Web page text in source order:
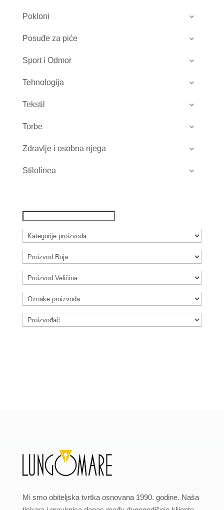
Pokloni
Posuđe za piće
Sport i Odmor
Tehnologija
Tekstil
Torbe
Zdravlje i osobna njega
Stilolinea
Mi smo obiteljska tvrtka osnovana 1990. godine. Naša